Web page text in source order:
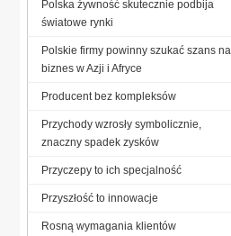
Polska żywność skutecznie podbija
światowe rynki
Polskie firmy powinny szukać szans na
biznes w Azji i Afryce
Producent bez kompleksów
Przychody wzrosły symbolicznie,
znaczny spadek zysków
Przyczepy to ich specjalność
Przyszłość to innowacje
Rosną wymagania klientów